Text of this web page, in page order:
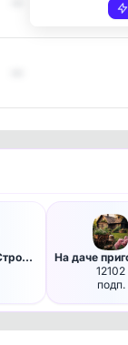
Территория Строительства
12102
подп.